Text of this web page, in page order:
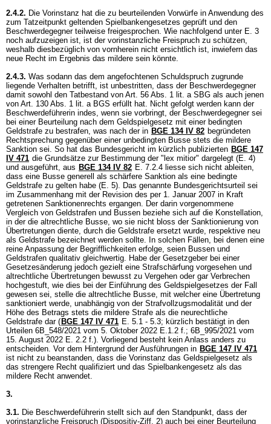
2.4.2. Die Vorinstanz hat die zu beurteilenden Vorwürfe in Anwendung des
zum Tatzeitpunkt geltenden Spielbankengesetzes geprüft und den
Beschwerdegegner teilweise freigesprochen. Wie nachfolgend unter E. 3
noch aufzuzeigen ist, ist der vorinstanzliche Freispruch zu schützen,
weshalb diesbezüglich von vornherein nicht ersichtlich ist, inwiefern das
neue Recht im Ergebnis das mildere sein könnte.
2.4.3. Was sodann das dem angefochtenen Schuldspruch zugrunde
liegende Verhalten betrifft, ist unbestritten, dass der Beschwerdegegner
damit sowohl den Tatbestand von Art. 56 Abs. 1 lit. a SBG als auch jenen
von Art. 130 Abs. 1 lit. a BGS erfüllt hat. Nicht gefolgt werden kann der
Beschwerdeführerin indes, wenn sie vorbringt, der Beschwerdegegner sei
bei einer Beurteilung nach dem Geldspielgesetz mit einer bedingten
Geldstrafe zu bestrafen, was nach der in BGE 134 IV 82 begründeten
Rechtsprechung gegenüber einer unbedingten Busse stets die mildere
Sanktion sei. So hat das Bundesgericht im kürzlich publizierten BGE 147
IV 471 die Grundsätze zur Bestimmung der "lex mitior" dargelegt (E. 4)
und ausgeführt, aus BGE 134 IV 82 E. 7.2.4 liesse sich nicht ableiten,
dass eine Busse generell als schärfere Sanktion als eine bedingte
Geldstrafe zu gelten habe (E. 5). Das genannte Bundesgerichtsurteil sei
im Zusammenhang mit der Revision des per 1. Januar 2007 in Kraft
getretenen Sanktionenrechts ergangen. Der darin vorgenommene
Vergleich von Geldstrafen und Bussen beziehe sich auf die Konstellation,
in der die altrechtliche Busse, wo sie nicht bloss der Sanktionierung von
Übertretungen diente, durch die Geldstrafe ersetzt wurde, respektive neu
als Geldstrafe bezeichnet werden sollte. In solchen Fällen, bei denen eine
reine Anpassung der Begrifflichkeiten erfolge, seien Bussen und
Geldstrafen qualitativ gleichwertig. Habe der Gesetzgeber bei einer
Gesetzesänderung jedoch gezielt eine Strafschärfung vorgesehen und
altrechtliche Übertretungen bewusst zu Vergehen oder gar Verbrechen
hochgestuft, wie dies bei der Einführung des Geldspielgesetzes der Fall
gewesen sei, stelle die altrechtliche Busse, mit welcher eine Übertretung
sanktioniert werde, unabhängig von der Strafvollzugsmodalität und der
Höhe des Betrags stets die mildere Strafe als die neurechtliche
Geldstrafe dar ( BGE 147 IV 471 E. 5.1 - 5.3; kürzlich bestätigt in den
Urteilen 6B_548/2021 vom 5. Oktober 2022 E.1.2 f.; 6B_995/2021 vom
15. August 2022 E. 2.2 f.). Vorliegend besteht kein Anlass anders zu
entscheiden. Vor dem Hintergrund der Ausführungen in BGE 147 IV 471
ist nicht zu beanstanden, dass die Vorinstanz das Geldspielgesetz als
das strengere Recht qualifiziert und das Spielbankengesetz als das
mildere Recht anwendet.
3.
3.1. Die Beschwerdeführerin stellt sich auf den Standpunkt, dass der
vorinstanzliche Freispruch (Dispositiv-Ziff. 2) auch bei einer Beurteilung